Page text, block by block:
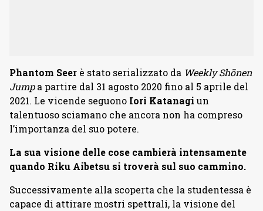
Phantom Seer è stato serializzato da Weekly Shōnen
Jumpa partire dal 31 agosto 2020 fino al 5 aprile del
2021. Le vicende seguono Iori Katanagi un
talentuoso sciamano che ancora non ha compreso
l’importanza del suo potere.
La sua visione delle cose cambierà intensamente
quando Riku Aibetsu si troverà sul suo cammino.
Successivamente alla scoperta che la studentessa è
capace di attirare mostri spettrali, la visione del